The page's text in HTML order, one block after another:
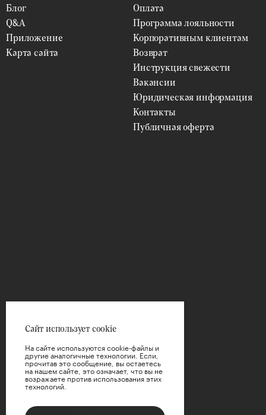
Блог
Q&A
Приложение
Карта сайта
Оплата
Программа лояльности
Корпоративным клиентам
Возврат
Инструкция свежести
Вакансии
Юридическая информация
Контакты
Публичная оферта
Сайт использует cookie
На сайте используются cookie-файлы и
другие аналогичные технологии. Если,
прочитав это сообщение, вы остаетесь
на нашем сайте, это означает, что вы не
возражаете против использования этих
технологий.